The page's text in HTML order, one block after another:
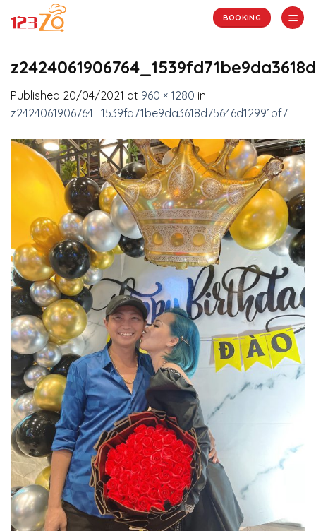
BOOKING
Published 20/04/2021 at 960 × 1280 in
z2424061906764_1539fd71be9da3618d75646d12991bf7